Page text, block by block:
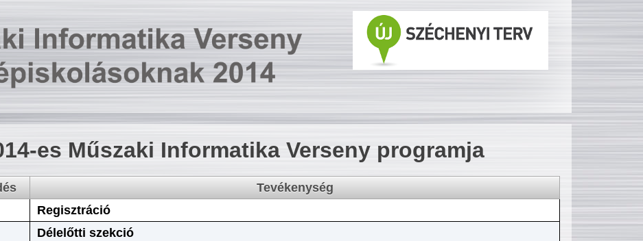
es Műszaki Informatika Verseny programja
Tevékenység
Regisztráció
Délelőtti szekció